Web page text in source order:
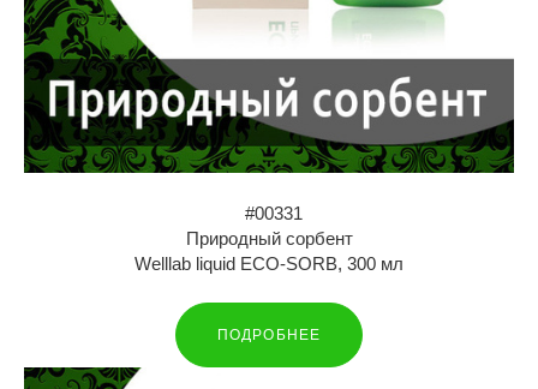
#00331
Природный сорбент
Welllab liquid ECO-SORB, 300 мл
ПОДРОБНЕЕ